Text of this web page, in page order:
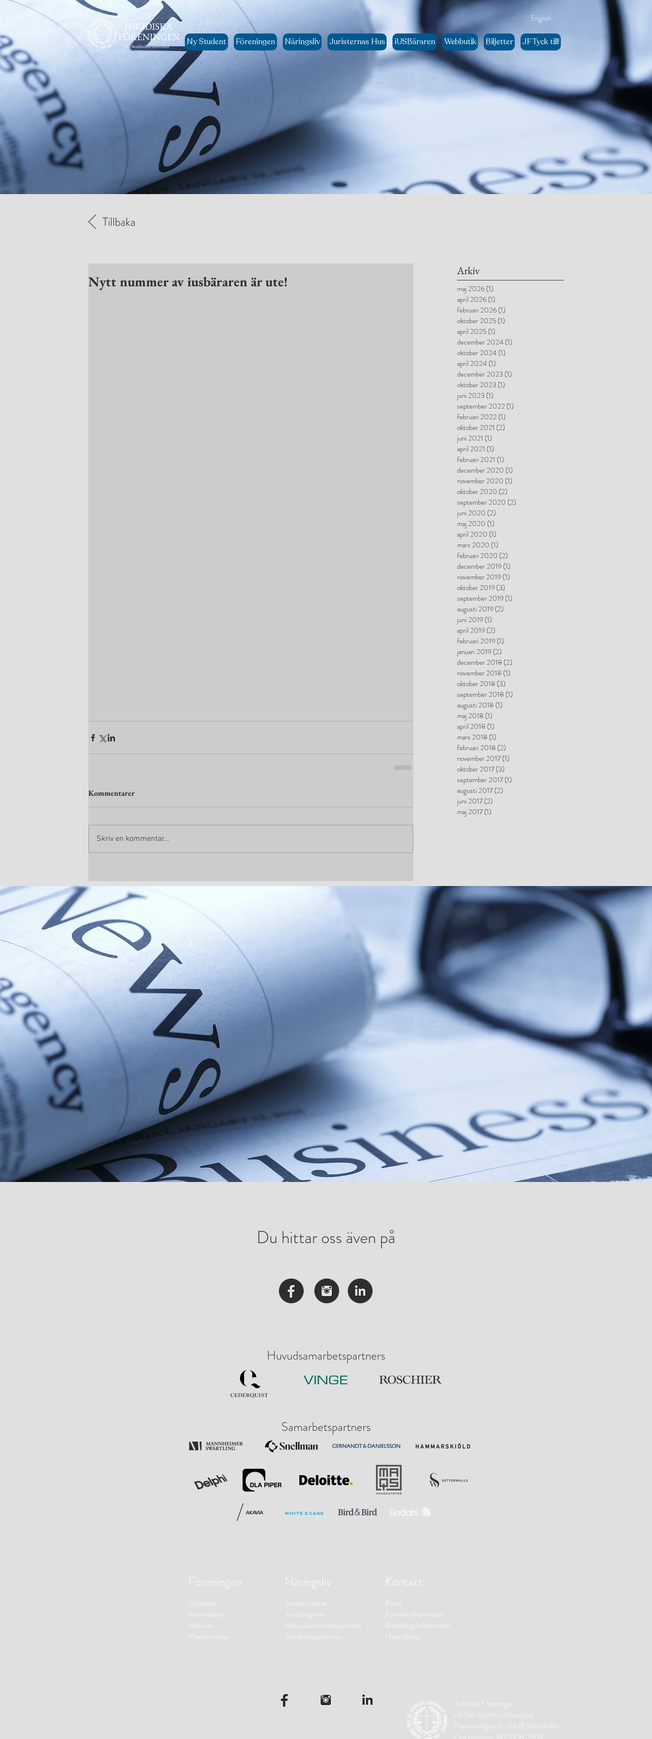
English
Ny Student Föreningen Näringsliv Juristernas Hus iUSBäraren Webbutik Biljetter JF Tyck till!
Nytt nummer av iusbäraren är ute!
Kommentarer
Skriv en kommentar...
Arkiv
maj 2026(1)
april 2026(1)
februari 2026(1)
oktober 2025(1)
april 2025(1)
december 2024 (1)
oktober 2024 (1)
april 2024 (1)
december 2023(1)
oktober 2023(1)
juni 2023(1)
september 2022 (1)
februari 2022 (1)
oktober 2021 (2)
juni 2021 (1)
april 2021 (1)
februari 2021 (1)
december 2020 (1)
november 2020 (1)
oktober 2020 (2)
september 2020 (2)
juni 2020 (2)
maj 2020 (1)
april 2020 (1)
mars 2020 (1)
februari 2020 (2)
december 2019(1)
november 2019(1)
oktober 2019(3)
september 2019(1)
augusti 2019(2)
juni 2019(1)
april 2019(2)
februari 2019(1)
januari 2019(2)
december 2018 (2)
november 2018 (1)
oktober 2018 (3)
september 2018 (1)
augusti 2018 (1)
maj 2018 (1)
april 2018 (1)
mars 2018 (1)
februari 2018 (2)
november 2017(1)
oktober 2017(3)
september 2017(1)
augusti 2017(2)
juni 2017(2)
maj 2017(1)
Du hittar oss även på
Huvudsamarbetspartners
Samarbetspartners
Föreningen
Styrelsen
Kommittéer
Historia
Medlemsskap
Näringsliv
Jobbannonser
Juristdagarna
Huvudsamarbetspartners
Samarbetspartners
Kontakt
Press
Kontaktinformation
Betalningsinformation
Hitta till oss
Juridiska Föreningen
vid Stockholms Universitet.
Frescativägen 16, 114 18 Stockholm